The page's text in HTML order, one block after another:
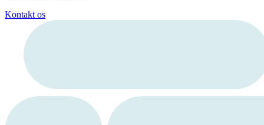
Kontakt os